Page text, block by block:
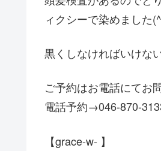
ィクシーで染めました
黒くしなければいけな
ご予約はお電話にてお
電話予約→046-870-
【grace-w- 】